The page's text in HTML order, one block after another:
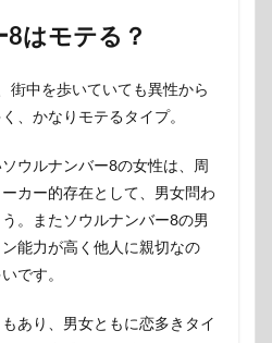
はモテる？
街中を歩いていても異性から
、かなりモテるタイプ。
ウルナンバー8の女性は、周
カー的存在として、男女問わ
。またソウルナンバー8の男
能力が高く他人に親切なの
です。
あり、男女ともに恋多きタイ